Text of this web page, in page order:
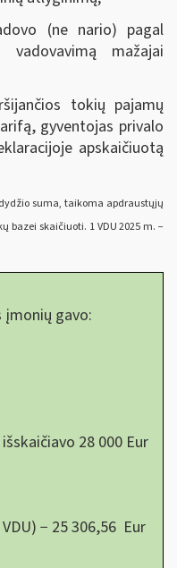
(ne nario) pagal
mažajai
tokių pajamų
gyventojas privalo
apskaičiuotą
suma, taikoma apdraustųjų
bazei skaičiuoti. 1 VDU 2025 m. −
įmonių gavo:
28 000 Eur
− 25 306,56 Eur